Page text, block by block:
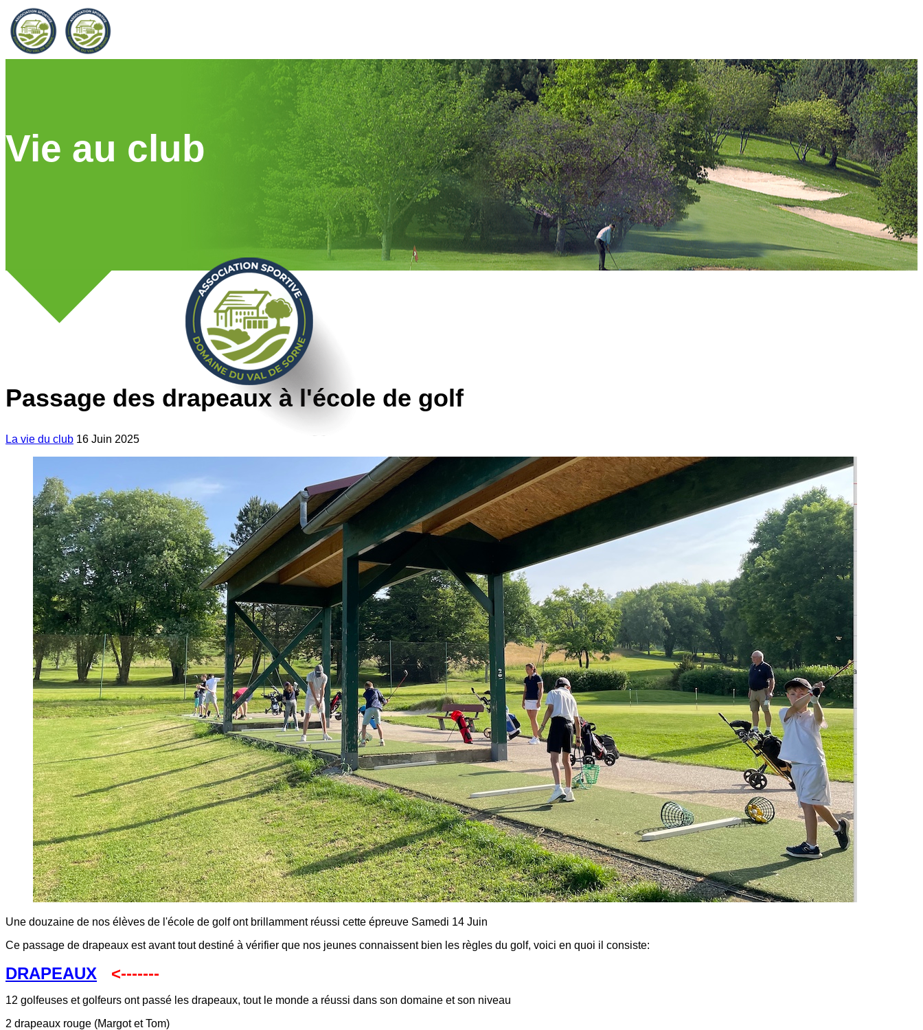
Vie au club
Passage des drapeaux à l'école de golf
La vie du club 16 Juin 2025
Une douzaine de nos élèves de l'école de golf ont brillamment réussi cette épreuve Samedi 14 Juin
Ce passage de drapeaux est avant tout destiné à vérifier que nos jeunes connaissent bien les règles du golf, voici en quoi il consiste:
DRAPEAUX <-------
12 golfeuses et golfeurs ont passé les drapeaux, tout le monde a réussi dans son domaine et son niveau
2 drapeaux rouge (Margot et Tom)